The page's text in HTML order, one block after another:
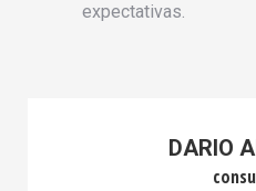
expectativas.
DARIO